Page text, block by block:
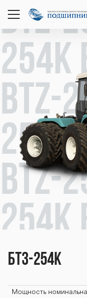
открыть
меню
BTZ-
254К
BTZ-
254К
BTZ-
254К
BTZ-
БТЗ-254К
Мощность